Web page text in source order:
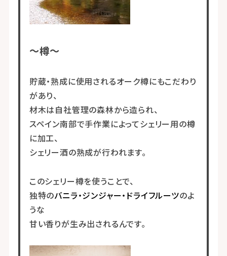
～樽～
貯蔵・熟成に使用されるオーク樽にもこだわり
があり、
材木は自社管理の森林から造られ、
スペイン南部で手作業によってシェリー用の樽
に加工、
シェリー酒の熟成が行われます。
このシェリー樽を使うことで、
独特のバニラ・ジンジャー・ドライフルーツのよ
うな
甘い香りが生み出されるんです。